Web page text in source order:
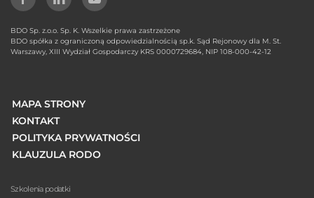
BDO Sp. z.o.o. Sp. K. Wszelkie prawa zastrzeżone
BDO spółka z ograniczoną odpowiedzialnością sp.k. Sąd Rejonowy dla M. St.
Warszawy, XIII Wydział Gospodarczy KRS 0000729684, NIP 108-000-42-12
MAPA STRONY
KONTAKT
POLITYKA PRYWATNOŚCI
KLAUZULA RODO
Szkolenia podatki